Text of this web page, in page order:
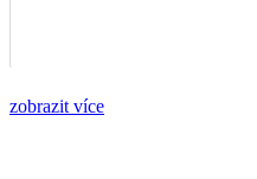
zobrazit více